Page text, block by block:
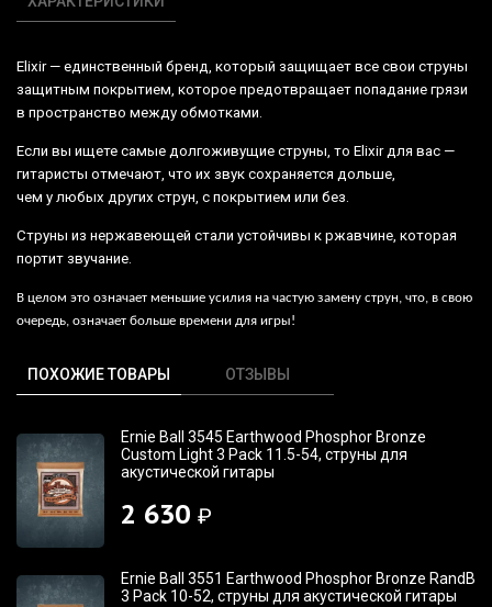
Elixir — единственный бренд, который защищает все свои струны
защитным покрытием, которое предотвращает попадание грязи
в пространство между обмотками.
Если вы ищете самые долгоживущие струны, то Elixir для вас —
гитаристы отмечают, что их звук сохраняется дольше,
чем у любых других струн, с покрытием или без.
Струны из нержавеющей стали устойчивы к ржавчине, которая
портит звучание.
В целом это означает меньшие усилия на частую замену струн, что, в свою
очередь, означает больше времени для игры!
ПОХОЖИЕ ТОВАРЫ ОТЗЫВЫ
Ernie Ball 3545 Earthwood Phosphor Bronze
Custom Light 3 Pack 11.5-54, струны для
акустической гитары
2 630 ₽
Ernie Ball 3551 Earthwood Phosphor Bronze RandB
3 Pack 10-52, струны для акустической гитары